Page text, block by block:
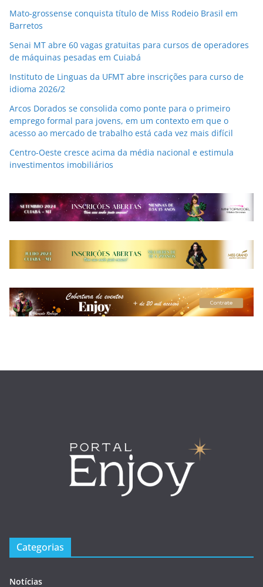
Mato-grossense conquista título de Miss Rodeio Brasil em
Barretos
Senai MT abre 60 vagas gratuitas para cursos de operadores
de máquinas pesadas em Cuiabá
Instituto de Linguas da UFMT abre inscrições para curso de
idioma 2026/2
Arcos Dorados se consolida como ponte para o primeiro
emprego formal para jovens, em um contexto em que o
acesso ao mercado de trabalho está cada vez mais difícil
Centro-Oeste cresce acima da média nacional e estimula
investimentos imobiliários
Categorias
Notícias